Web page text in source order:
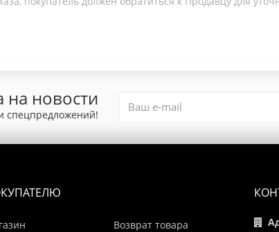
на новости
спецпредложений!
Возврат товара